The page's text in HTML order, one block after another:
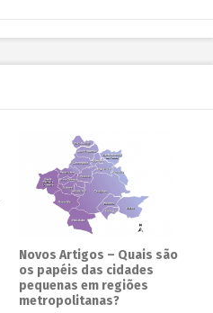
Novos Artigos – Quais são
os papéis das cidades
pequenas em regiões
metropolitanas?